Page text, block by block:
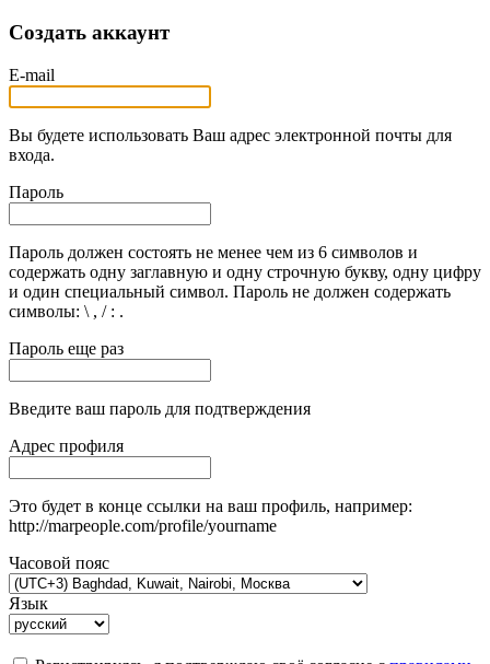
Создать аккаунт
E-mail
Вы будете использовать Ваш адрес электронной почты для
входа.
Пароль
Пароль должен состоять не менее чем из 6 символов и
содержать одну заглавную и одну строчную букву, одну цифру
и один специальный символ. Пароль не должен содержать
символы: \ , / : .
Пароль еще раз
Введите ваш пароль для подтверждения
Адрес профиля
Это будет в конце ссылки на ваш профиль, например:
http://marpeople.com/profile/yourname
Часовой пояс
Язык